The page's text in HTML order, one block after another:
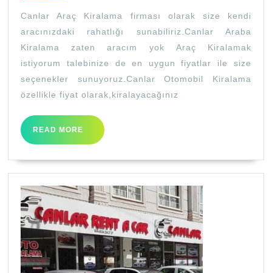
Canlar Araç Kiralama firması olarak size kendi
aracınızdaki rahatlığı sunabiliriz.Canlar Araba
Kiralama zaten aracım yok Araç Kiralamak
istiyorum talebinize de en uygun fiyatlar ile size
seçenekler sunuyoruz.Canlar Otomobil Kiralama
özellikle fiyat olarak,kiralayacağınız
READ MORE
READ
MORE